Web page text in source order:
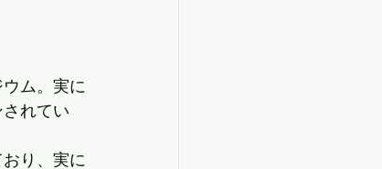
ム。実に
れてい
り、実に